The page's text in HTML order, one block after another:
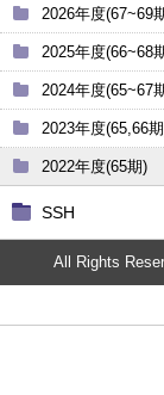
2026年度(67~69
2025年度(66~68
2024年度(65~67
2023年度(65,66
2022年度(65期)
SSH
All Rights